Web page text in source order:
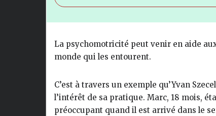
La psychomotricité peut venir en aide
monde qui les entourent.
C’est à travers un exemple qu’Yvan
l’intérêt de sa pratique. Marc, 18 mois,
préoccupant quand il est arrivé dans le